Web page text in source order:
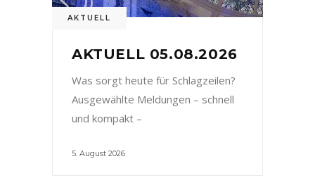
AKTUELL
AKTUELL 05.08.2026
Was sorgt heute für Schlagzeilen?
Ausgewählte Meldungen – schnell
und kompakt –
5. August 2026